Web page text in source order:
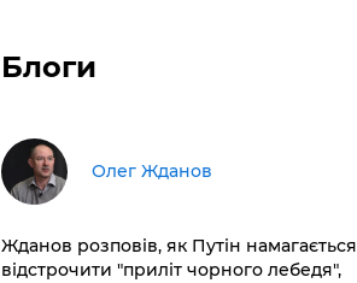
Блоги
Олег Жданов
Жданов розповів, як Путін намагається
відстрочити "приліт чорного лебедя",